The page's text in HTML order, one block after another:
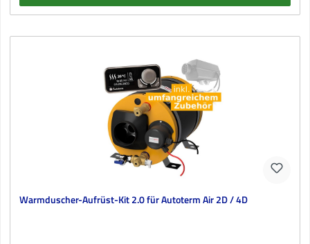
Warmduscher-Aufrüst-Kit 2.0 für Autoterm Air 2D / 4D